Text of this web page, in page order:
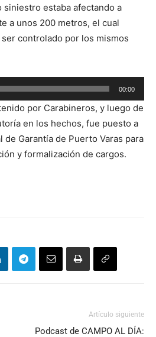
siniestro estaba afectando a
a unos 200 metros, el cual
controlado por los mismos
00:00
por Carabineros, y luego de
en los hechos, fue puesto a
Garantía de Puerto Varas para
y formalización de cargos.
Artículo siguiente
Podcast de CAMPO AL DÍA: